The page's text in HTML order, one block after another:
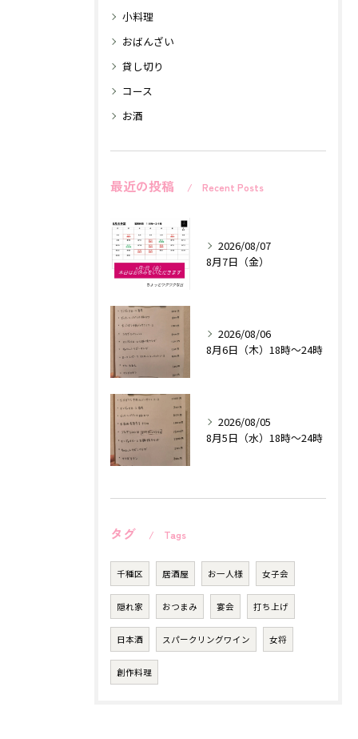
小料理
おばんざい
貸し切り
コース
お酒
最近の投稿 Recent Posts
2026/08/07
8月7日（金）
2026/08/06
8月6日（木）18時〜24時
2026/08/05
8月5日（水）18時〜24時
タグ Tags
千種区 居酒屋 お一人様 女子会
隠れ家 おつまみ 宴会 打ち上げ
日本酒 スパークリングワイン 女将
創作料理